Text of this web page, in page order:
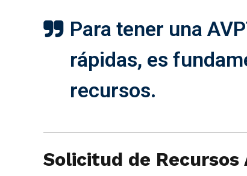
Para tener una
rápidas, es
recursos.
Solicitud de Recursos